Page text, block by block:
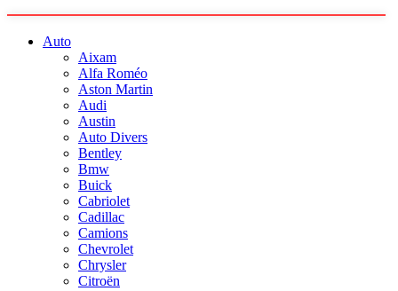
Auto
Aixam
Alfa Roméo
Aston Martin
Audi
Austin
Auto Divers
Bentley
Bmw
Buick
Cabriolet
Cadillac
Camions
Chevrolet
Chrysler
Citroën